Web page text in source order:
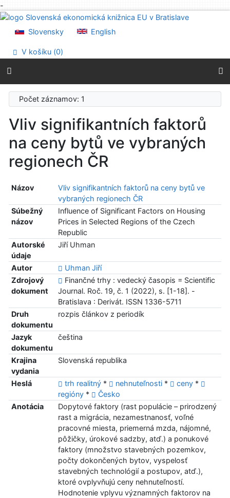
-
Prejsť na obsah
Prehlásenie o webovej prístupnosti
Slovensky English
V košíku (0)
Počet záznamov: 1
Vliv signifikantních faktorů
na ceny bytů ve vybraných
regionech ČR
Názov
Vliv signifikantních faktorů na ceny bytů ve
vybraných regionech ČR
Súbežný
názov
Influence of Significant Factors on Housing
Prices in Selected Regions of the Czech
Republic
Autorské
údaje
Jiří Uhman
Autor
Uhman Jiří
Zdrojový
dokument
Finančné trhy : vedecký časopis = Scientific
Journal. Roč. 19, č. 1 (2022), s. [1-18]. -
Bratislava : Derivát. ISSN 1336-5711
Druh
dokumentu
rozpis článkov z periodík
Jazyk
dokumentu
čeština
Krajina
vydania
Slovenská republika
Heslá trh realitný * nehnuteľnosti * ceny *
regióny *
Česko
Anotácia
Dopytové faktory (rast populácie – prirodzený
rast a migrácia, nezamestnanosť, voľné
pracovné miesta, priemerná mzda, nájomné,
pôžičky, úrokové sadzby, atď.) a ponukové
faktory (množstvo stavebných pozemkov,
počty dokončených bytov, vyspelosť
stavebných technológií a postupov, atď.),
ktoré ovplyvňujú ceny nehnuteľností.
Hodnotenie vplyvu významných faktorov na